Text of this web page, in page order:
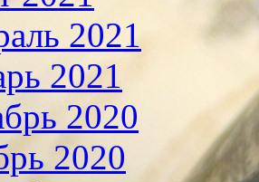
2021
2021
2020
2020